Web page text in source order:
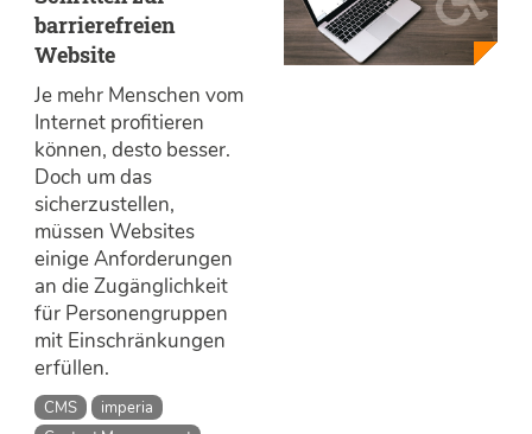
barrierefreien
Website
Je mehr Menschen vom
Internet profitieren
können, desto besser.
Doch um das
sicherzustellen,
müssen Websites
einige Anforderungen
an die Zugänglichkeit
für Personengruppen
mit Einschränkungen
erfüllen.
CMS
imperia